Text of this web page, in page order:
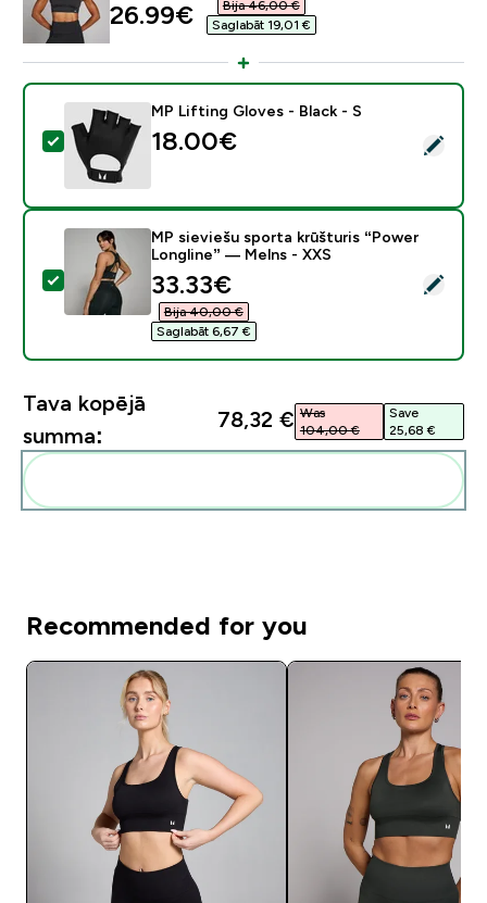
discounted price
26.99€‎
Bija 46,00 €‎
Saglabāt 19,01 €‎
Atlasīt šo produktu - MP Lifting Gloves - Black - S
MP Lifting Gloves - Black - S
18.00€‎
Atlasīt šo produktu - MP sieviešu sporta krūšturis
MP sieviešu sporta krūšturis “Power
Longline” — Melns - XXS
discounted price
33.33€‎
Bija 40,00 €‎
Saglabāt 6,67 €‎
Tava kopējā
summa:
78,32 €‎ Was
104,00 €‎
Save
25,68 €‎
Recommended for you